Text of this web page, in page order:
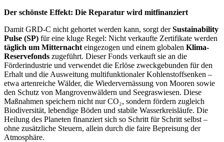
Der schönste Effekt: Die Reparatur wird mitfinanziert
Damit GRD-C nicht gehortet werden kann, sorgt derSustainability
Pulse (SP) für eine kluge Regel: Nicht verkaufte Zertifikate werden
täglich um Mitternacht eingezogen und einem globalen Klima-
Reservefonds zugeführt. Dieser Fonds verkauft sie an die
Förderindustrie und verwendet die Erlöse zweckgebunden für den
Erhalt und die Ausweitung multifunktionaler Kohlenstoffsenken –
etwa artenreiche Wälder, die Wiedervernässung von Mooren sowie
den Schutz von Mangrovenwäldern und Seegraswiesen. Diese
Maßnahmen speichern nicht nur CO₂, sondern fördern zugleich
Biodiversität, lebendige Böden und stabile Wasserkreisläufe. Die
Heilung des Planeten finanziert sich so Schritt für Schritt selbst –
ohne zusätzliche Steuern, allein durch die faire Bepreisung der
Atmosphäre.